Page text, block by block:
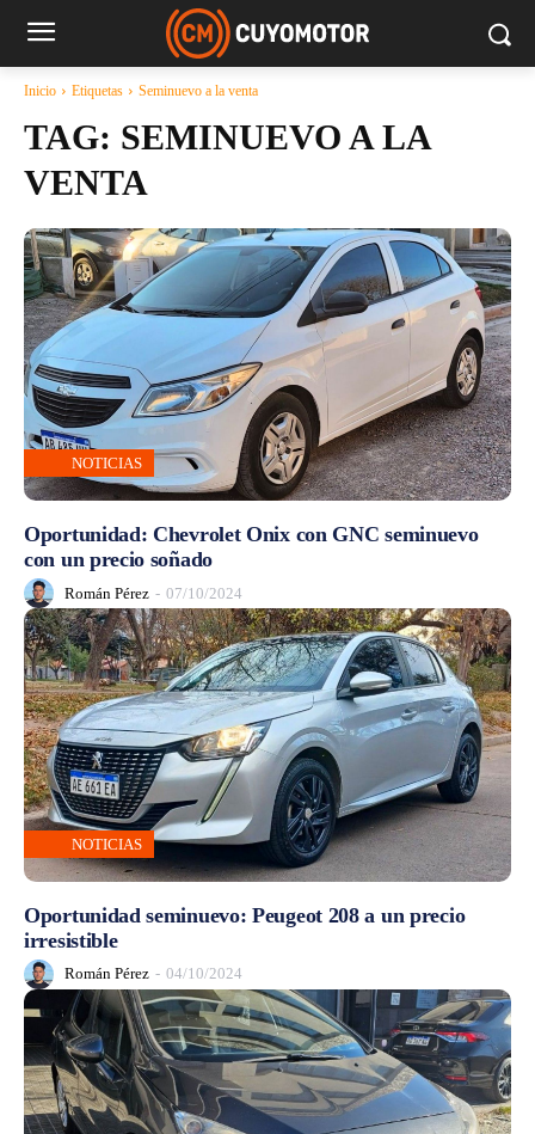
Inicio Etiquetas Seminuevo a la venta
TAG: SEMINUEVO A LA
VENTA
NOTICIAS
Oportunidad: Chevrolet Onix con GNC seminuevo
con un precio soñado
Román Pérez - 07/10/2024
NOTICIAS
Oportunidad seminuevo: Peugeot 208 a un precio
irresistible
Román Pérez - 04/10/2024